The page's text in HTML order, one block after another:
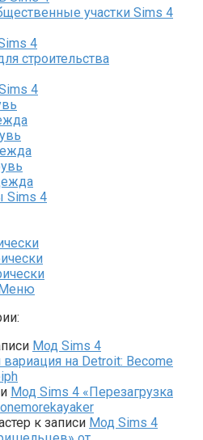
участки Sims 4
4
строительства
4
Sims 4
Мод Sims 4
на Detroit: Become
Мод Sims 4 «Перезагрузка
к записи Мод Sims 4